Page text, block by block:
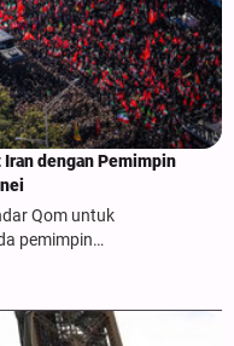
dengan Pemimpin
Qom untuk
pemimpin…